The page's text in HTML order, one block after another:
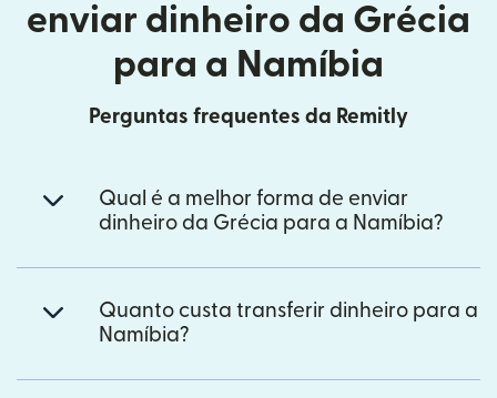
enviar dinheiro da Grécia
para a Namíbia
Perguntas frequentes da Remitly
Qual é a melhor forma de enviar
dinheiro da Grécia para a Namíbia?
Quanto custa transferir dinheiro para a
Namíbia?